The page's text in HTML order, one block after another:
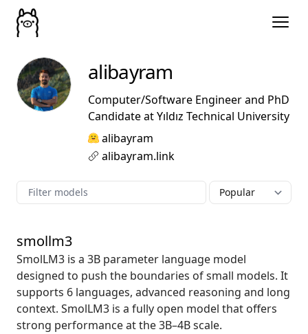
alibayram
Computer/Software Engineer and PhD
Candidate at Yıldız Technical University
alibayram
alibayram.link
smollm3
SmolLM3 is a 3B parameter language model
designed to push the boundaries of small models. It
supports 6 languages, advanced reasoning and long
context. SmolLM3 is a fully open model that offers
strong performance at the 3B–4B scale.